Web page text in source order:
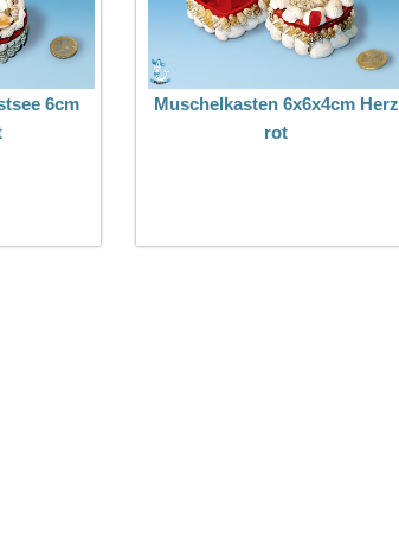
6cm
Muschelkasten 6x6x4cm Herz
rot